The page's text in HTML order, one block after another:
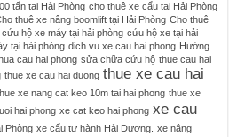
tấn tại Hải Phòng cho thuê xe cẩu tại Hải Phòng
thuê xe nâng boomlift tại Hải Phòng Cho thuê
cứu hộ xe máy tại hải phòng cứu hộ xe tại hải
tại hải phòng dich vu xe cau hai phong Hướng
cau hai phong sửa chữa cứu hộ thue cau hai
thue xe cau hai duong thue xe cau hai
xe nang cat keo 10m tai hai phong thue xe
hai phong xe cat keo hai phong xe cau
Phòng xe cẩu tự hành Hải Dương.
xe nâng